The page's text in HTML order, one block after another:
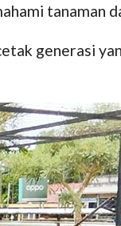
tanaman
generasi